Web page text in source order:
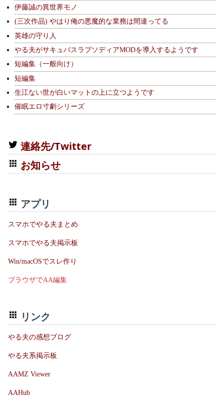
伊藤誠の異世界モノ
(三次作品) やはり俺の悪魔的な業務は間違ってる
英雄の守り人
やる夫がサキュバスラプソディアMODを導入するようです
短編集（一般向け）
短編集
生江ない世が白いマットの上に立つようです
催眠エロ寸劇シリーズ
連絡先/Twitter
お知らせ
アプリ
スマホでやる夫まとめ
スマホでやる夫掲示板
Win/macOSでスレ作り
ブラウザでAA編集
リンク
やる夫の感想ブログ
やる夫系掲示板
AAMZ Viewer
AAHub